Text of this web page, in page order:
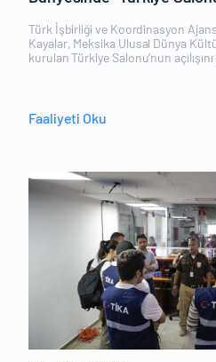
Türk İşbirliği ve Koordinasyon
Kayalar, Meksika Ulusal Dünya
kurulan Türkiye Salonu’nun
Faaliyeti Oku